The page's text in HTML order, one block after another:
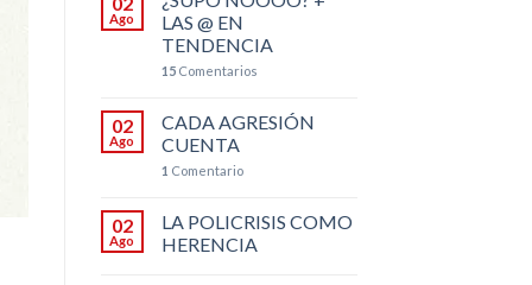
Ago
LAS @ EN
TENDENCIA
15Comentarios
02
Ago
CADA AGRESIÓN
CUENTA
1 Comentario
02
Ago
LA POLICRISIS COMO
HERENCIA